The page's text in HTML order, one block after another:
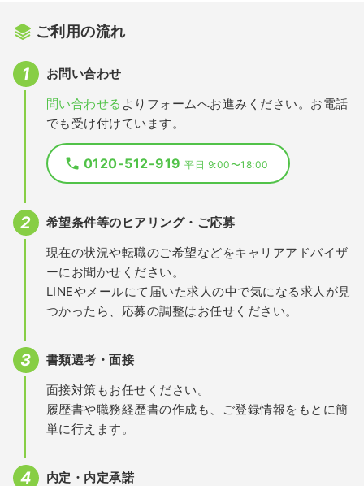
ご利用の流れ
お問い合わせ
問い合わせる よりフォームへお進みください。お電話
でも受け付けています。
0120-512-919平日 9:00〜18:00
希望条件等のヒアリング・ご応募
現在の状況や転職のご希望などをキャリアアドバイザ
ーにお聞かせください。
LINEやメールにて届いた求人の中で気になる求人が見
つかったら、応募の調整はお任せください。
書類選考・面接
面接対策もお任せください。
履歴書や職務経歴書の作成も、ご登録情報をもとに簡
単に行えます。
内定・内定承諾